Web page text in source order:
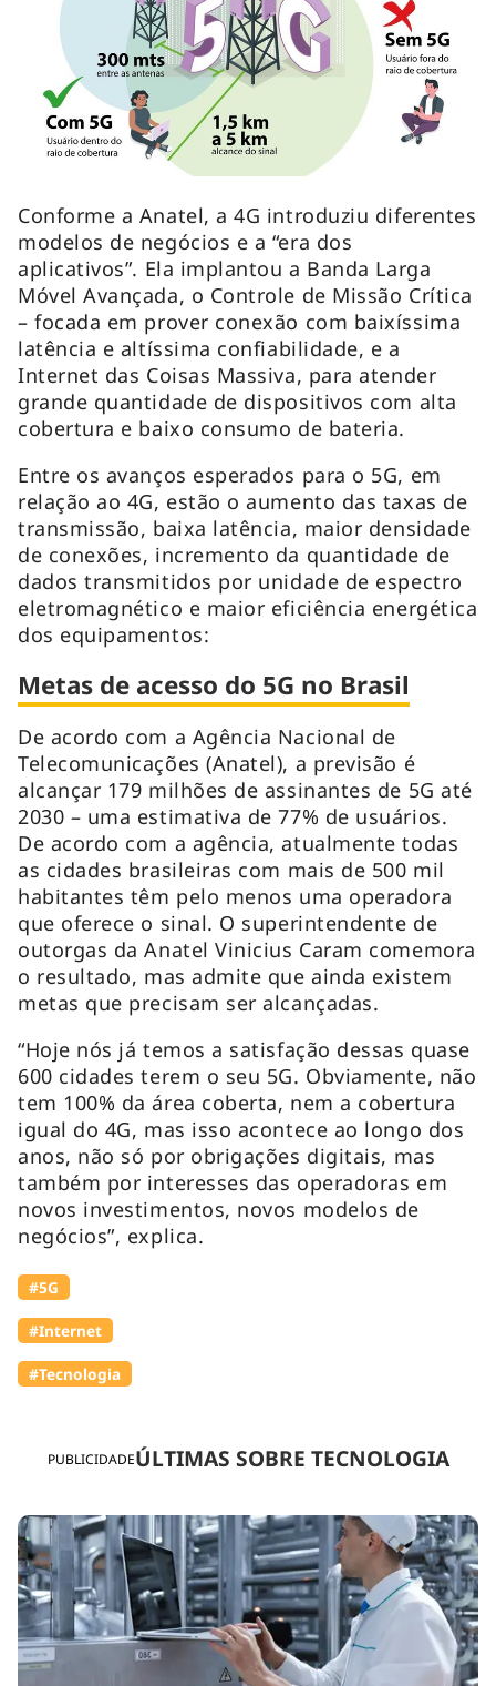
PUBLICIDADEÚLTIMAS SOBRE TECNOLOGIA
Conforme a Anatel, a 4G introduziu diferentes
modelos de negócios e a “era dos
aplicativos”. Ela implantou a Banda Larga
Móvel Avançada, o Controle de Missão Crítica
– focada em prover conexão com baixíssima
latência e altíssima confiabilidade, e a
Internet das Coisas Massiva, para atender
grande quantidade de dispositivos com alta
cobertura e baixo consumo de bateria.
Entre os avanços esperados para o 5G, em
relação ao 4G, estão o aumento das taxas de
transmissão, baixa latência, maior densidade
de conexões, incremento da quantidade de
dados transmitidos por unidade de espectro
eletromagnético e maior eficiência energética
dos equipamentos:
Metas de acesso do 5G no Brasil
De acordo com a Agência Nacional de
Telecomunicações (Anatel), a previsão é
alcançar 179 milhões de assinantes de 5G até
2030 – uma estimativa de 77% de usuários.
De acordo com a agência, atualmente todas
as cidades brasileiras com mais de 500 mil
habitantes têm pelo menos uma operadora
que oferece o sinal. O superintendente de
outorgas da Anatel Vinicius Caram comemora
o resultado, mas admite que ainda existem
metas que precisam ser alcançadas.
“Hoje nós já temos a satisfação dessas quase
600 cidades terem o seu 5G. Obviamente, não
tem 100% da área coberta, nem a cobertura
igual do 4G, mas isso acontece ao longo dos
anos, não só por obrigações digitais, mas
também por interesses das operadoras em
novos investimentos, novos modelos de
negócios”, explica.
#5G
#Internet
#Tecnologia